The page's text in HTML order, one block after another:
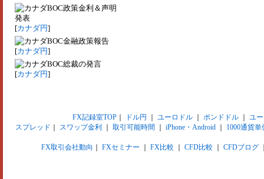
BOC政策金利＆声明
発表
[カナダ円]
BOC金融政策報告
[カナダ円]
BOC総裁の発言
[カナダ円]
FX記録室TOP｜ ドル円 ユーロドル｜ ポンドドル｜ ユ
スプレッド
スワップ金利 取引可能時間 iPhone・Android 1000通貨単
FX取引会社動向 FXセミナー FX比較 CFD比較 CFDブログ